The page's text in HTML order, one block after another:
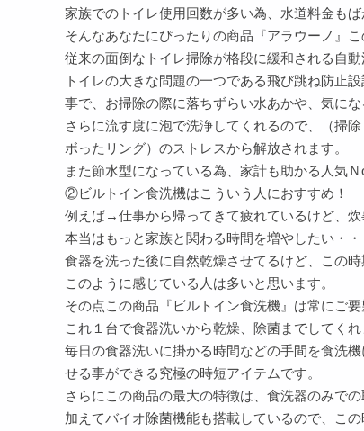
家族でのトイレ使用回数が多い為、水道料金もば
そんなあなたにぴったりの商品『アラウーノ』こ
従来の面倒なトイレ掃除が格段に緩和される自動
トイレの大きな問題の一つである飛び跳ね防止
事で、お掃除の際に落ちずらい水あかや、気に
さらに流す度に泡で洗浄してくれるので、（掃
ボったリング）のストレスから解放されます。
また節水型になっている為、家計も助かる人気Ｎ
②ビルトイン食洗機はこういう人におすすめ！
例えば→仕事から帰ってきて疲れているけど、炊
本当はもっと家族と関わる時間を増やしたい・・
食器を洗った後に自然乾燥させてるけど、この時
このように感じている人は多いと思います。
その点この商品『ビルトイン食洗機』は常にご要
これ１台で食器洗いから乾燥、除菌までしてくれ
毎日の食器洗いに掛かる時間などの手間を食洗
せる事ができる究極の時短アイテムです。
さらにこの商品の最大の特徴は、食洗器のみで
加えてバイオ除菌機能も搭載しているので、こ